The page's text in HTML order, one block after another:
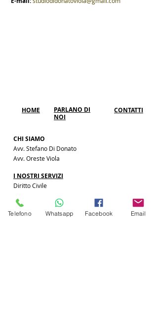
HOME
PARLANO DI
NOI
CONTATTI
CHI SIAMO
Avv. Stefano Di Donato
Avv. Oreste Viola
I NOSTRI SERVIZI
Diritto Civile
Diritto Amministrativo
Diritto di Famiglia
Telefono Whatsapp Facebook Email